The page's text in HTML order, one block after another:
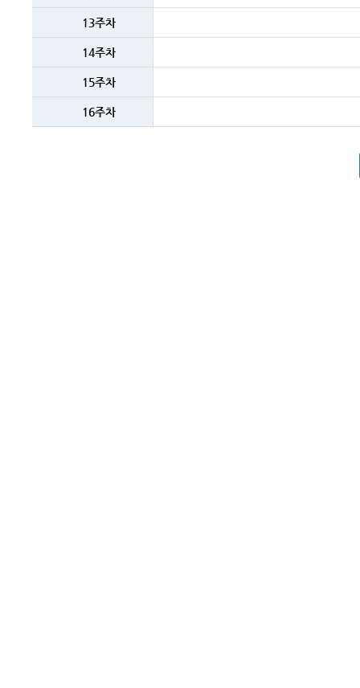
13주차
14주차
15주차
16주차